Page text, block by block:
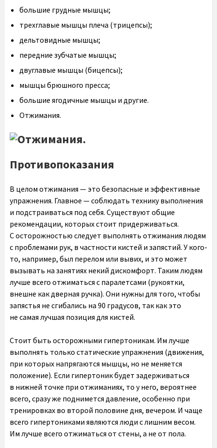
большие грудные мышцы;
трехглавые мышцы плеча (трицепсы);
дельтовидные мышцы;
передние зубчатые мышцы;
двуглавые мышцы (бицепсы);
мышцы брюшного пресса;
большие ягодичные мышцы и другие.
Отжимания.
Противопоказания
В целом отжимания — это безопасные и эффективные
упражнения. Главное — соблюдать технику выполнения
и подстраиваться под себя. Существуют общие
рекомендации, которых стоит придерживаться.
С осторожностью следует выполнять отжимания людям
с проблемами рук, в частности кистей и запястий. У кого-
то, например, был перелом или вывих, и это может
вызывать на занятиях некий дискомфорт. Таким людям
лучше всего отжиматься с паралетсами (рукоятки,
внешне как дверная ручка). Они нужны для того, чтобы
запястья не сгибались на 90 градусов, так как это
не самая лучшая позиция для кистей.
Стоит быть осторожными гипертоникам. Им лучше
выполнять только статические упражнения (движения,
при которых напрягаются мышцы, но не меняется
положение). Если гипертоник будет задерживаться
в нижней точке при отжиманиях, то у него, вероятнее
всего, сразу же поднимется давление, особенно при
тренировках во второй половине дня, вечером. И чаще
всего гипертониками являются люди с лишним весом.
Им лучше всего отжиматься от стены, а не от пола.